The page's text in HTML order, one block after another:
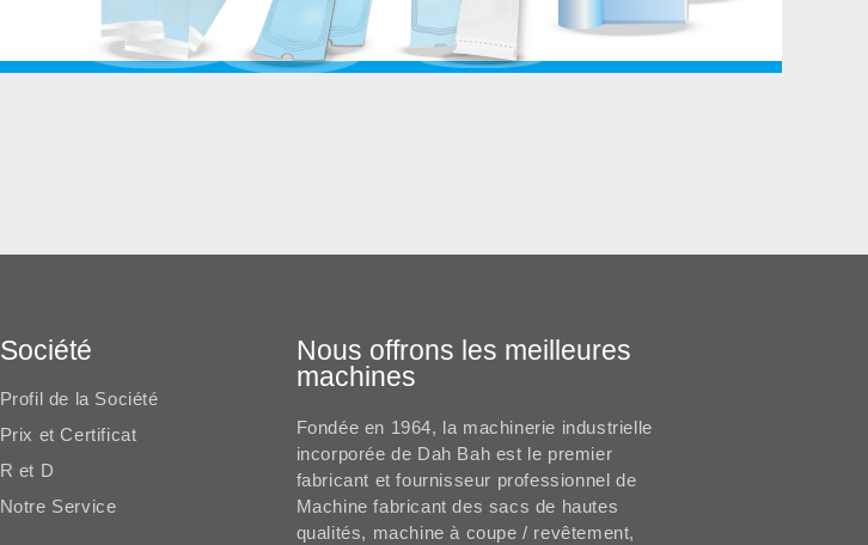
Société
Profil de la Société
Prix et Certificat
R et D
Notre Service
Nous offrons les meilleures
machines
Fondée en 1964, la machinerie industrielle
incorporée de Dah Bah est le premier
fabricant et fournisseur professionnel de
Machine fabricant des sacs de hautes
qualités, machine à coupe / revêtement,